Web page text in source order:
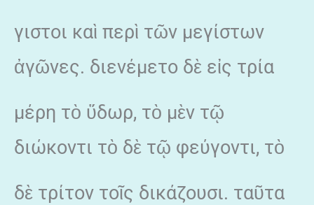
γιστοι καὶ περὶ τῶν μεγίστων
ἀγῶνες. διενέμετο δὲ εἰς τρία
μέρη τὸ ὕδωρ, τὸ μὲν τῷ
διώκοντι τὸ δὲ τῷ φεύγοντι, τὸ
δὲ τρίτον τοῖς δικάζουσι. ταῦτα